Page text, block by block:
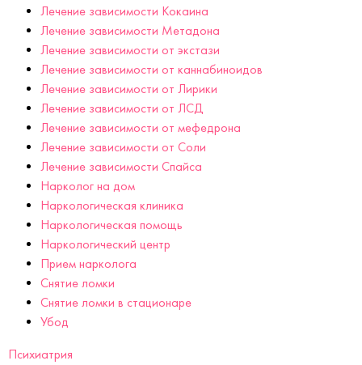
Лечение зависимости Кокаина
Лечение зависимости Метадона
Лечение зависимости от экстази
Лечение зависимости от каннабиноидов
Лечение зависимости от Лирики
Лечение зависимости от ЛСД
Лечение зависимости от мефедрона
Лечение зависимости от Соли
Лечение зависимости Спайса
Нарколог на дом
Наркологическая клиника
Наркологическая помощь
Наркологический центр
Прием нарколога
Снятие ломки
Снятие ломки в стационаре
Убод
Психиатрия